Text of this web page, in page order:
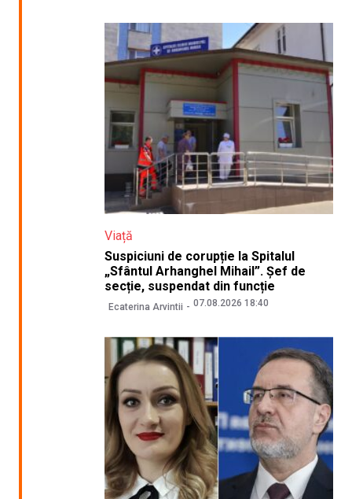
Viață
Suspiciuni de corupție la Spitalul
„Sfântul Arhanghel Mihail”. Șef de
secție, suspendat din funcție
Ecaterina Arvintii 07.08.2026 18:40